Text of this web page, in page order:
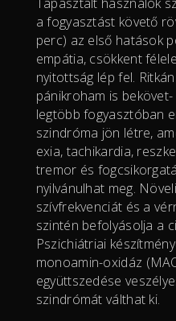
a fogyasztást követő
perc) az első hatások
empátia, csökkent
nyitottság lép fel.
pánikroham is
legtöbb fogyasztóban
szindróma jön létre,
exia, tachikardia,
tremor és
nyilvánulhat meg.
szívfrekvenciát és a
szintén befolyásolja a
Pszichiátriai
monoamin-oxidáz
együttszedése
szindrómát válthat ki.